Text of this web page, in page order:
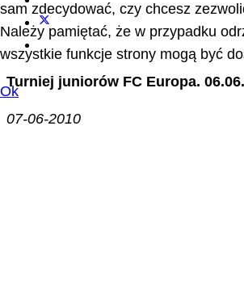
Turniej juniorów FC Europa.
07-06-2010
sam zdecydować, czy chcesz
Należy pamiętać, że w przypadku
wszystkie funkcje strony mogą być
Ok